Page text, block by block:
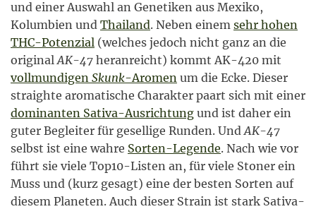
und einer Auswahl an Genetiken aus Mexiko,
Kolumbien und Thailand. Neben einem sehr hohen
THC-Potenzial (welches jedoch nicht ganz an die
originalAK-47 heranreicht) kommt AK-420 mit
vollmundigen Skunk-Aromen um die Ecke. Dieser
straighte aromatische Charakter paart sich mit einer
dominanten Sativa-Ausrichtung und ist daher ein
guter Begleiter für gesellige Runden. UndAK-47
selbst ist eine wahre Sorten-Legende. Nach wie vor
führt sie viele Top10-Listen an, für viele Stoner ein
Muss und (kurz gesagt) eine der besten Sorten auf
diesem Planeten. Auch dieser Strain ist stark Sativa-